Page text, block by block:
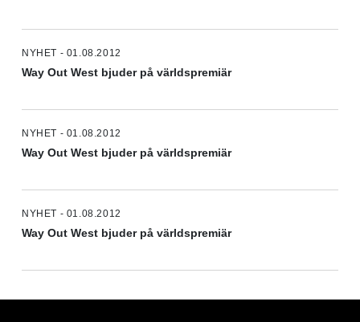
NYHET - 01.08.2012
Way Out West bjuder på världspremiär
NYHET - 01.08.2012
Way Out West bjuder på världspremiär
NYHET - 01.08.2012
Way Out West bjuder på världspremiär